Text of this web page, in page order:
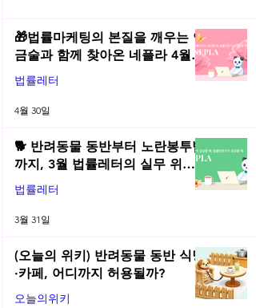
🎁법률마케팅의 본질을 깨우는 연
금술과 함께 찾아온 네플라 4월
법률레터
법률레터
4월 30일
🐕 반려동물 동반부터 노란봉투법
까지, 3월 법률레터의 실무 위키
총정리! | 2026년 3월 네플라 법률
레터
법률레터
3월 31일
(오늘의 위키) 반려동물 동반 식당
·카페, 어디까지 허용될까?
오늘의위키